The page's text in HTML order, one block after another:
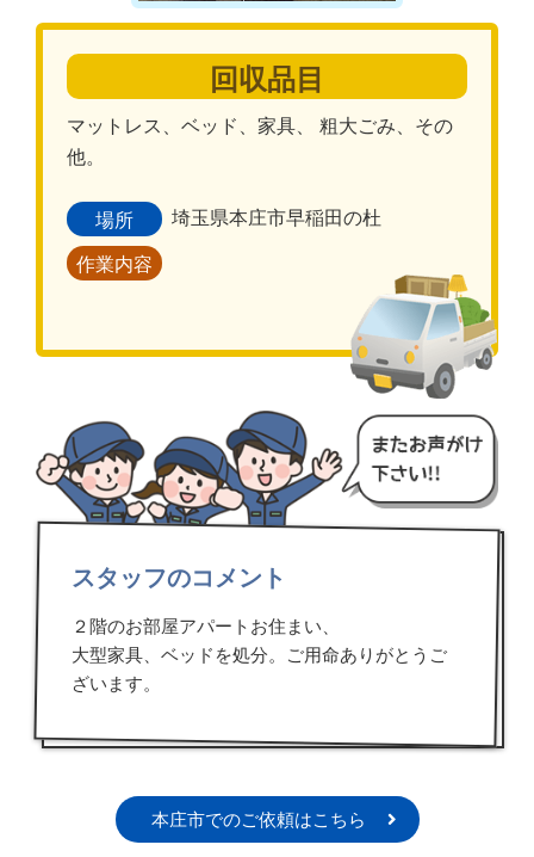
回収品目
マットレス、ベッド、家具、 粗大ごみ、その
他。
場所 埼玉県本庄市早稲田の杜
作業内容
スタッフのコメント
２階のお部屋アパートお住まい、
大型家具、ベッドを処分。ご用命ありがとうご
ざいます。
本庄市でのご依頼はこちら